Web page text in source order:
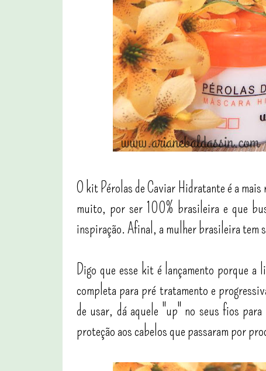
O kit Pérolas de Caviar Hidratante é a
muito, por ser 100% brasileira e que
inspiração. Afinal, a mulher brasileira tem
Digo que esse kit é lançamento porque a
completa para pré tratamento e
de usar, dá aquele "up" no seus fios
proteção aos cabelos que passaram por